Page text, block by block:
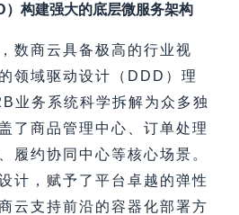
）构建强大的底层微服务架构
数商云具备极高的行业视
领域驱动设计（DDD）理
业务系统科学拆解为众多独
了商品管理中心、订单处理
履约协同中心等核心场景。
计，赋予了平台卓越的弹性
云支持前沿的容器化部署方